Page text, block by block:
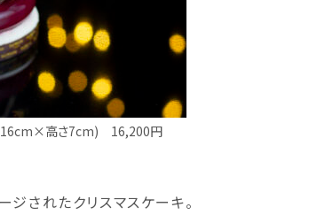
径16cm×高さ7cm) 16,200円
されたクリスマスケーキ。